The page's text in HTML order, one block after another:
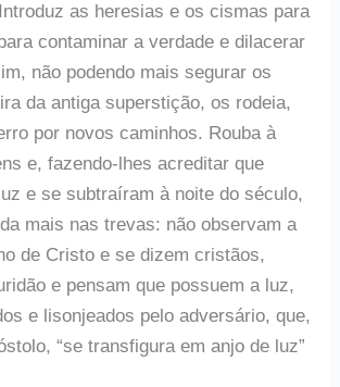
as heresias e os cismas para
contaminar a verdade e dilacerar
não podendo mais segurar os
da antiga superstição, os rodeia,
por novos caminhos. Rouba à
e, fazendo-lhes acreditar que
e se subtraíram à noite do século,
mais nas trevas: não observam a
de Cristo e se dizem cristãos,
e pensam que possuem a luz,
e lisonjeados pelo adversário, que,
“se transfigura em anjo de luz”